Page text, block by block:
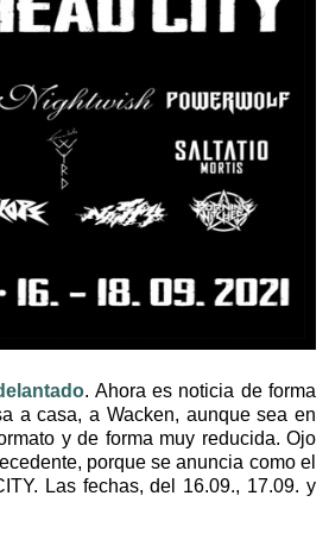
. Ahora es noticia de forma
a casa, a Wacken, aunque sea en
y de forma muy reducida. Ojo
porque se anuncia como el
Las fechas, del 16.09., 17.09. y